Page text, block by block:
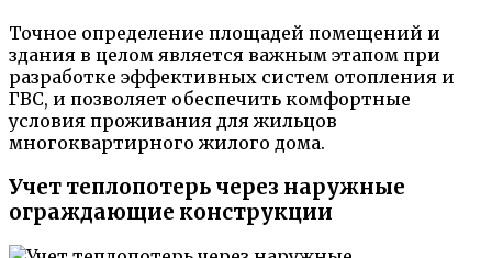
Точное определение площадей помещений и
здания в целом является важным этапом при
разработке эффективных систем отопления и
ГВС, и позволяет обеспечить комфортные
условия проживания для жильцов
многоквартирного жилого дома.
Учет теплопотерь через наружные
ограждающие конструкции